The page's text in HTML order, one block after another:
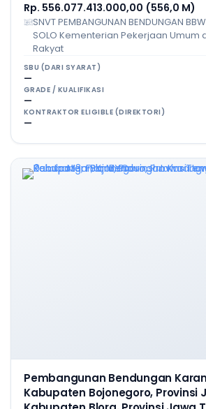
Rp. 556.077.413.000,00 (556,0 M)
SNVT PEMBANGUNAN BENDUNGAN
SOLO Kementerian Pekerjaan Umum
Rakyat
SBU (DARI SYARAT)
—
GRADE / KUALIFIKASI
—
KONTRAKTOR ELIGIBLE (DIREKTORI)
—
Pembangunan Bendungan
Kabupaten Bojonegoro, Provinsi